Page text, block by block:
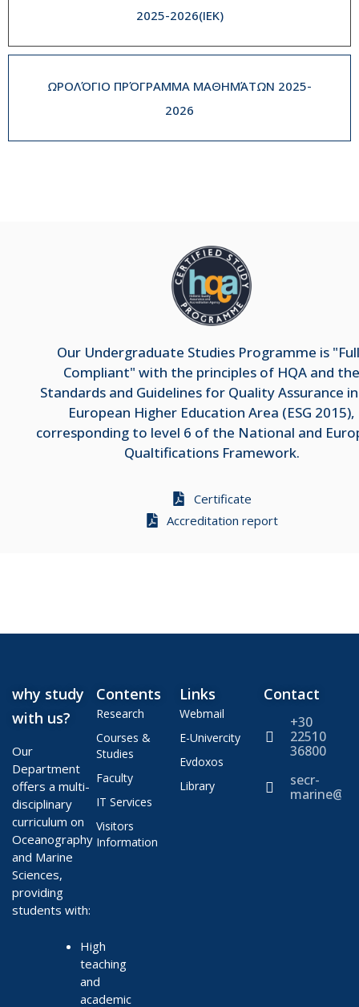
2025-2026(IEK)
ΩΡΟΛΌΓΙΟ ΠΡΌΓΡΑΜΜΑ ΜΑΘΗΜΆΤΩΝ 2025-
2026
Our Undergraduate Studies Programme is
Compliant" with the principles of HQA and the
Standards and Guidelines for Quality Assurance
European Higher Education Area (ESG 2015),
corresponding to level 6 of the National and
Qualtifications Framework.
Certificate
Accreditation report
why study
with us?
Our
Department
offers a multi-
disciplinary
curriculum on
Oceanography
and Marine
Sciences,
providing
students with:
High
teaching
and
academic
Contents
Research
Courses &
Studies
Faculty
IT Services
Visitors
Information
Links
Webmail
E-Univercity
Evdoxos
Library
Contact
+30
22510
36800
secr-